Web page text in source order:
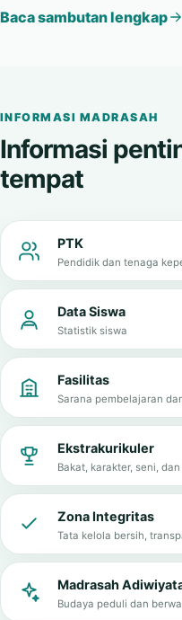
Baca sambutan lengkap
INFORMASI MADRASAH
Informasi
tempat
PTK
Pendidik dan tenaga
Data Siswa
Statistik siswa
Fasilitas
Sarana pembelajaran
Ekstrakurikuler
Bakat, karakter, seni,
Zona Integritas
Tata kelola bersih,
Madrasah
Budaya peduli dan